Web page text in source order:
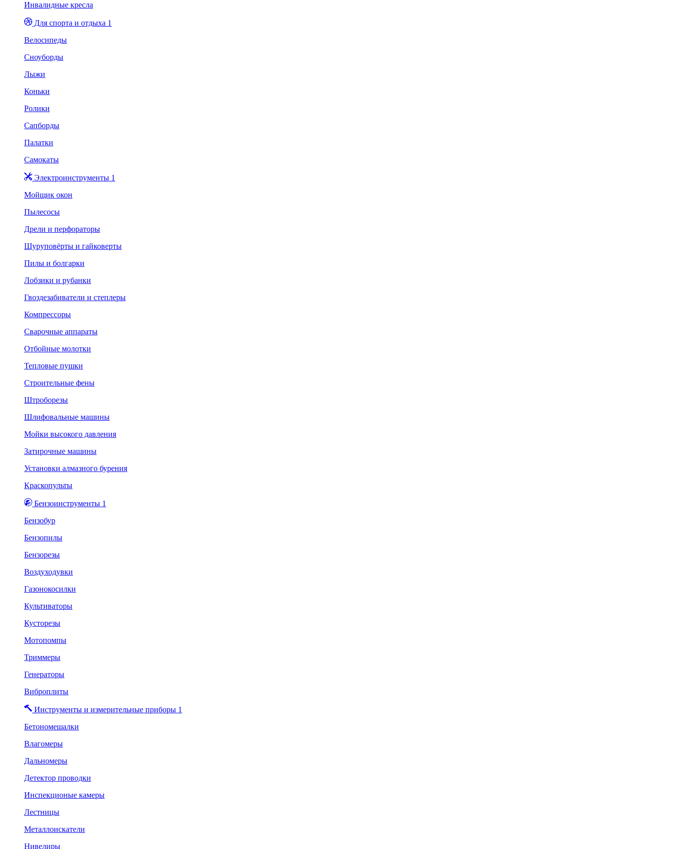
Инвалидные кресла
Для спорта и отдыха 1
Велосипеды
Сноуборды
Лыжи
Коньки
Ролики
Сапборды
Палатки
Самокаты
Электроинструменты 1
Мойщик окон
Пылесосы
Дрели и перфораторы
Шуруповёрты и гайковерты
Пилы и болгарки
Лобзики и рубанки
Гвоздезабиватели и степлеры
Компрессоры
Сварочные аппараты
Отбойные молотки
Тепловые пушки
Строительные фены
Штроборезы
Шлифовальные машины
Мойки высокого давления
Затирочные машины
Установки алмазного бурения
Краскопульты
Бензоинструменты 1
Бензобур
Бензопилы
Бензорезы
Воздуходувки
Газонокосилки
Культиваторы
Кусторезы
Мотопомпы
Триммеры
Генераторы
Виброплиты
Инструменты и измерительные приборы 1
Бетономешалки
Влагомеры
Дальномеры
Детектор проводки
Инспекционые камеры
Лестницы
Металлоискатели
Нивелиры